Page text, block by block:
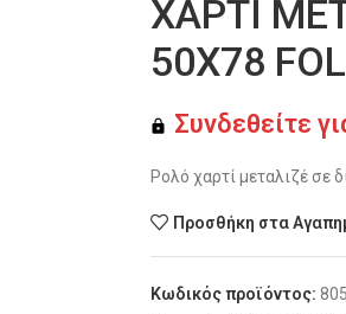
ΧΑΡΤΙ
50Χ78
Συνδεθείτε
Ρολό χαρτί μεταλιζέ σε
Προσθήκη στα
Κωδικός προϊόντος: